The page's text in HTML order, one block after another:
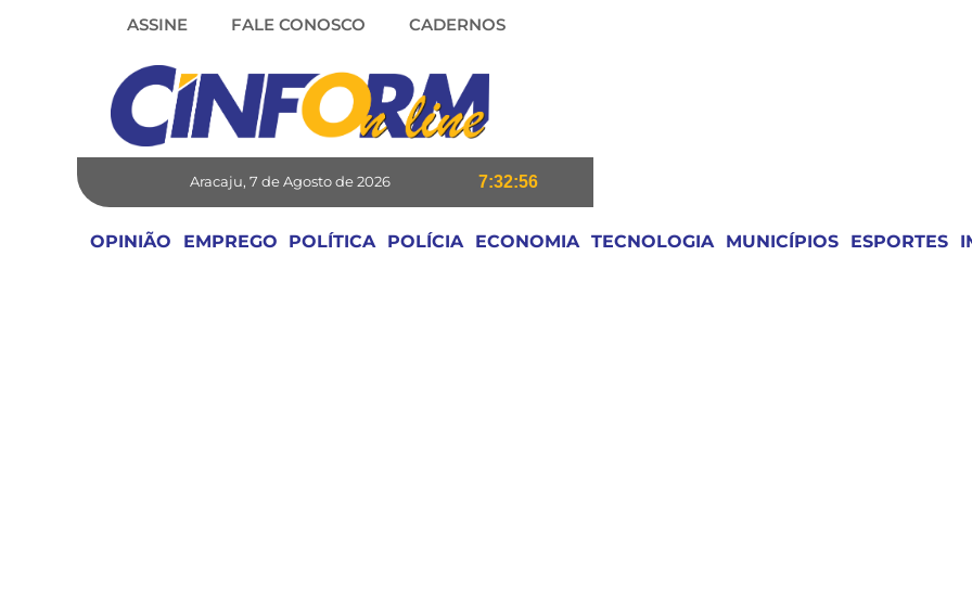
ASSINE FALE CONOSCO CADERNOS
Aracaju, 7 de Agosto de 2026 7:32:56
OPINIÃO EMPREGO POLÍTICA POLÍCIA ECONOMIA TECNOLOGIA MUNICÍPIOS ESPORTES